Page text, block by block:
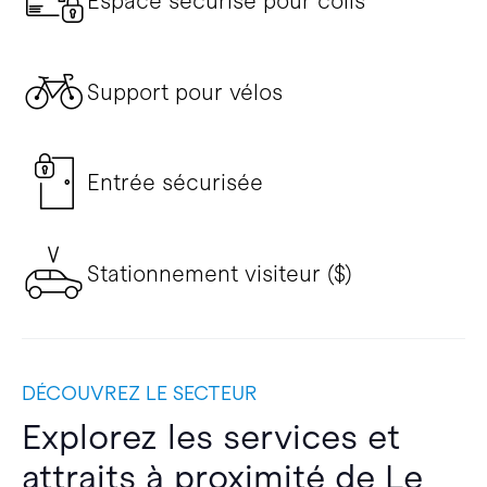
Support pour vélos
Entrée sécurisée
Stationnement visiteur ($)
DÉCOUVREZ LE SECTEUR
Explorez les services et
attraits à proximité de Le